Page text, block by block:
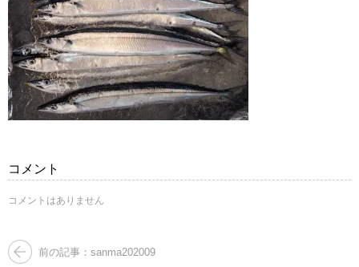
コメント
コメントはありません
前の記事：sanma202009